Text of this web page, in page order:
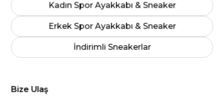
Kadın Spor Ayakkabı & Sneaker
Erkek Spor Ayakkabı & Sneaker
İndirimli Sneakerlar
Bize Ulaş